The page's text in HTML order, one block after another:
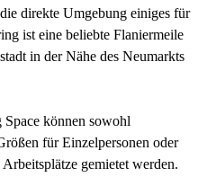
direkte Umgebung einiges für
ist eine beliebte Flaniermeile
in der Nähe des Neumarkts
können sowohl
für Einzelpersonen oder
gemietet werden.